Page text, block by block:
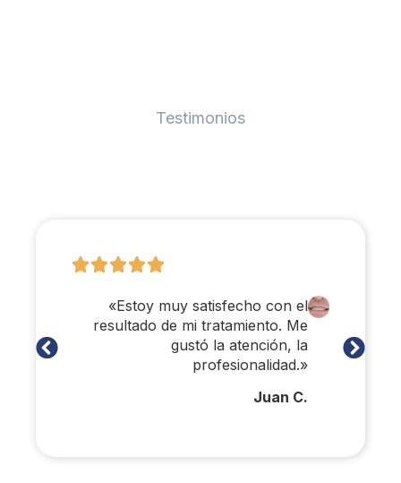
Testimonios
«Estoy muy satisfecho con el
resultado de mi tratamiento. Me
gustó la atención, la
profesionalidad.»
Juan C.